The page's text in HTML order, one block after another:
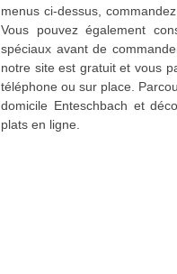
menus ci-dessus,
Vous pouvez également
spéciaux avant de
notre site est gratuit et vous
téléphone ou sur place.
domicile Enteschbach et
plats en ligne.